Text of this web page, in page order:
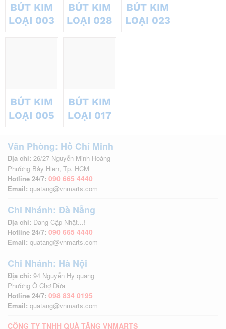
BÚT KIM
LOẠI 003
BÚT KIM
LOẠI 028
BÚT KIM
LOẠI 023
BÚT KIM
LOẠI 005
BÚT KIM
LOẠI 017
Văn Phòng: Hồ Chí Minh
Địa chỉ: 26/27 Nguyễn Minh Hoàng
Phường Bảy Hiền, Tp. HCM
Hotline 24/7: 090 665 4440
Email: quatang@vnmarts.com
Chi Nhánh: Đà Nẵng
Địa chỉ: Đang Cập Nhật...!
Hotline 24/7: 090 665 4440
Email: quatang@vnmarts.com
Chi Nhánh: Hà Nội
Địa chỉ: 94 Nguyễn Hy quang
Phường Ô Chợ Dừa
Hotline 24/7: 098 834 0195
Email: quatang@vnmarts.com
CÔNG TY TNHH QUÀ TẶNG VNMARTS